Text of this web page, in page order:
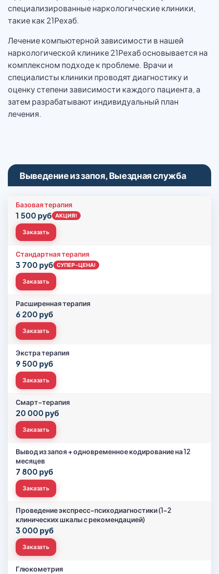
специализированные наркологические клиники,
такие как 21Рехаб.
Лечение компьютерной зависимости в нашей
наркологической клинике 21Рехаб основывается на
комплексном подходе к проблеме. Врачи и
специалисты клиники проводят диагностику и
оценку степени зависимости каждого пациента, а
затем разрабатывают индивидуальный план
лечения.
Выведение из запоя, Выездная служба
Базовая терапия
1 500 руб АКЦИЯ!
Заказать
Стандартная терапия
3 700 руб СУПЕР-ЦЕНА!
Заказать
Расширенная терапия
6 200 руб
Заказать
Экстра терапия
9 500 руб
Заказать
Смарт-терапия
20 000 руб
Заказать
Вывод из запоя + одновременное кодирование на 12
месяцев
7 800 руб
Заказать
Проведение экспресс-психодиагностики (1-2
клинических шкалы с рекомендацией)
3 000 руб
Заказать
Глюкометрия